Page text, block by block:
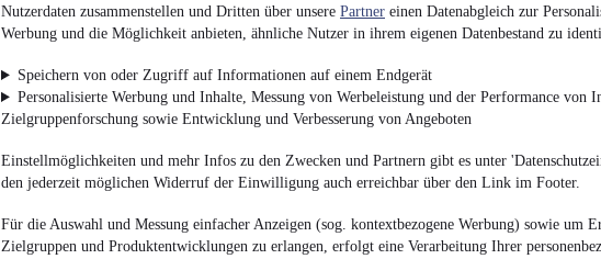
Nutzerdaten zusammenstellen und Dritten über unsere Partner einen Datenabgleich zur
Werbung und die Möglichkeit anbieten, ähnliche Nutzer in ihrem eigenen Datenbestand zu
Speichern von oder Zugriff auf Informationen auf einem Endgerät
Personalisierte Werbung und Inhalte, Messung von Werbeleistung und der Performance von
Zielgruppenforschung sowie Entwicklung und Verbesserung von Angeboten
Einstellmöglichkeiten und mehr Infos zu den Zwecken und Partnern gibt es unter
den jederzeit möglichen Widerruf der Einwilligung auch erreichbar über den Link im Footer.
Für die Auswahl und Messung einfacher Anzeigen (sog. kontextbezogene Werbung) sowie um
Zielgruppen und Produktentwicklungen zu erlangen, erfolgt eine Verarbeitung Ihrer
Audi Q3 Sportback
Unfallfrei